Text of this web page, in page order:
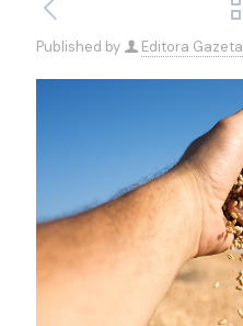
Published by Editora Gazeta